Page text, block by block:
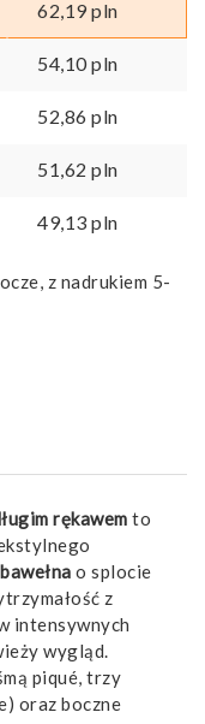
62,19pln
54,10pln
52,86 pln
51,62 pln
49,13 pln
z nadrukiem 5-
rękawem to
o splocie
z
intensywnych
wygląd.
piqué, trzy
oraz boczne